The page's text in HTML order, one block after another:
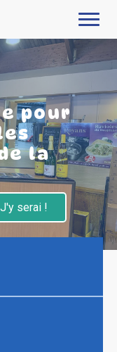
pour
la
J'y serai !